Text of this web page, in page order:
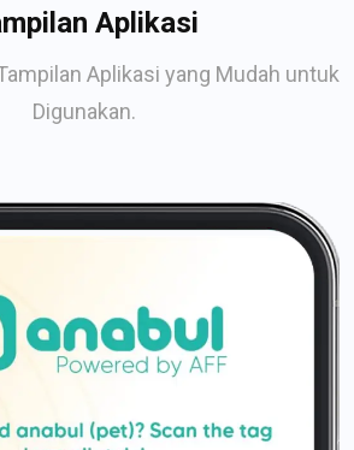
Aplikasi
Aplikasi yang Mudah untuk
Digunakan.